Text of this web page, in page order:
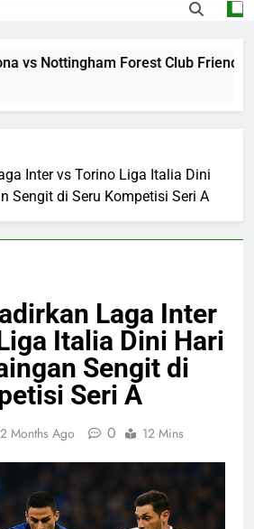
Nottingham Forest Club Friendly
Inter vs Torino Liga Italia Dini
Sengit di Seru Kompetisi Seri A
Laga Inter
Italia Dini Hari
Sengit di
Seri A
Months Ago 0 12 Mins